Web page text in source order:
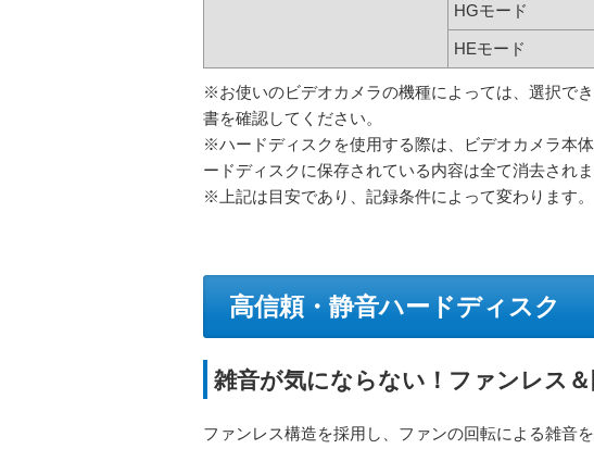
HGモード
HEモード
※お使いのビデオカメラの機種によっては、選択で
書を確認してください。
※ハードディスクを使用する際は、ビデオカメラ本
ードディスクに保存されている内容は全て消去されま
※上記は目安であり、記録条件によって変わります。
高信頼・静音ハードディスク
雑音が気にならない！ファンレス
ファンレス構造を採用し、ファンの回転による雑音